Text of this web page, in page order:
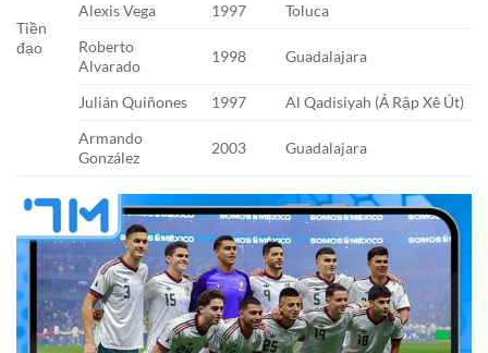
Tiền
đạo
Alexis Vega 1997
Toluca
Roberto
Alvarado
1998 Guadalajara
Julián Quiñones 1997
Al Qadisiyah (Ả Rập Xê Út)
Armando
González
2003 Guadalajara